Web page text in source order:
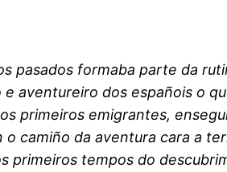
pasados formaba parte da
aventureiro dos españois o
primeiros emigrantes,
camiño da aventura cara a
primeiros tempos do